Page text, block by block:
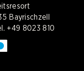
Bayrischzell
+49 8023 810